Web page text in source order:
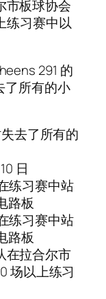
市板球协会
练习赛中以
291 的
了所有的小
去了所有的
日
练习赛中站
路板
练习赛中站
路板
在拉合尔市
场以上练习